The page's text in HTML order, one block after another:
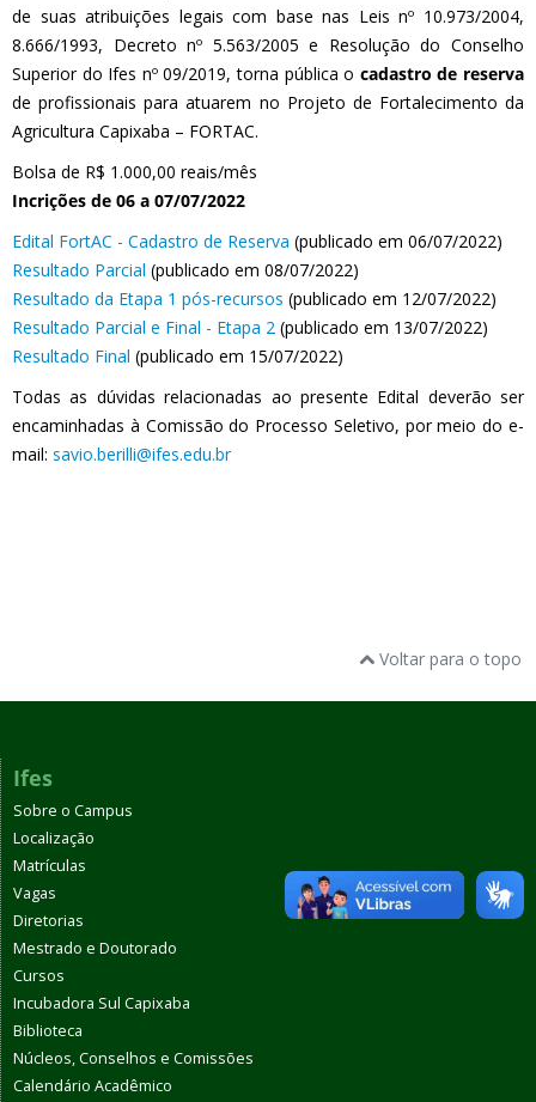
de suas atribuições legais com base nas Leis nº 10.973/2004,
8.666/1993, Decreto nº 5.563/2005 e Resolução do Conselho
Superior do Ifes nº 09/2019, torna pública o cadastro de reserva
de profissionais para atuarem no Projeto de Fortalecimento da
Agricultura Capixaba – FORTAC.
Bolsa de R$ 1.000,00 reais/mês
Incrições de 06 a 07/07/2022
Edital FortAC - Cadastro de Reserva (publicado em 06/07/2022)
Resultado Parcial (publicado em 08/07/2022)
Resultado da Etapa 1 pós-recursos (publicado em 12/07/2022)
Resultado Parcial e Final - Etapa 2 (publicado em 13/07/2022)
Resultado Final (publicado em 15/07/2022)
Todas as dúvidas relacionadas ao presente Edital deverão ser
encaminhadas à Comissão do Processo Seletivo, por meio do e-
mail: savio.berilli@ifes.edu.br
Voltar para o topo
Ifes
Sobre o Campus
Localização
Matrículas
Vagas
Diretorias
Mestrado e Doutorado
Cursos
Incubadora Sul Capixaba
Biblioteca
Núcleos, Conselhos e Comissões
Calendário Acadêmico